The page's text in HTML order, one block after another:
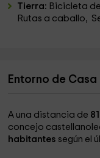
Tierra: Bicicleta
Rutas a caballo,
Entorno de Casa
A una distancia de
concejo
habitantes según el